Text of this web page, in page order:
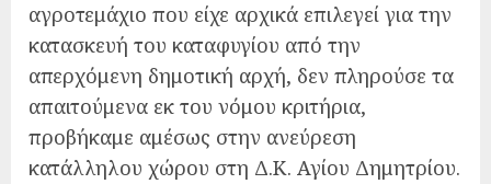
αγροτεμάχιο που είχε αρχικά επιλεγεί για την
κατασκευή του καταφυγίου από την
απερχόμενη δημοτική αρχή, δεν πληρούσε τα
απαιτούμενα εκ του νόμου κριτήρια,
προβήκαμε αμέσως στην ανεύρεση
κατάλληλου χώρου στη Δ.Κ. Αγίου Δημητρίου.